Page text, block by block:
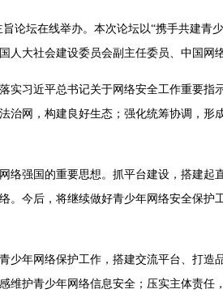
论坛在线举办。本次论坛以“携手共建青
大社会建设委员会副主任委员、中国网
实习近平总书记关于网络安全工作重要
网，构建良好生态；强化统筹协调，形
络强国的重要思想。抓平台建设，搭建
。今后，将继续做好青少年网络安全保
少年网络保护工作，搭建交流平台、打造
维护青少年网络信息安全；压实主体责